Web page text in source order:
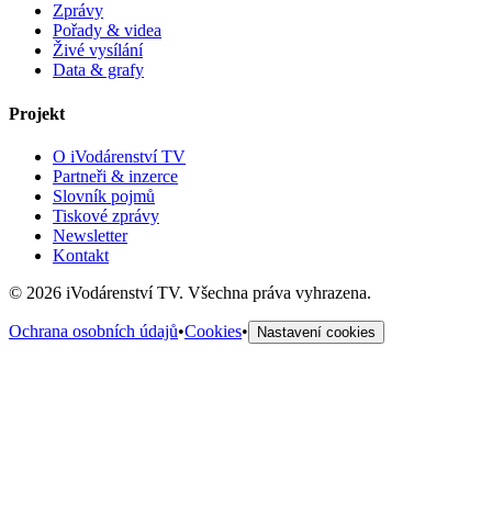
Zprávy
Pořady & videa
Živé vysílání
Data & grafy
Projekt
O iVodárenství TV
Partneři & inzerce
Slovník pojmů
Tiskové zprávy
Newsletter
Kontakt
© 2026 iVodárenství TV. Všechna práva vyhrazena.
Ochrana osobních údajů•Cookies• Nastavení cookies